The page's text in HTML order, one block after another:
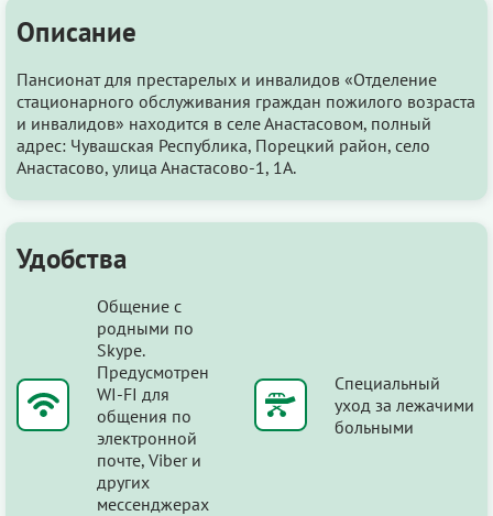
Описание
Пансионат для престарелых и инвалидов «Отделение
стационарного обслуживания граждан пожилого возраста
и инвалидов» находится в селе Анастасовом, полный
адрес: Чувашская Республика, Порецкий район, село
Анастасово, улица Анастасово-1, 1А.
Удобства
Общение с
родными по
Skype.
Предусмотрен
WI-FI для
общения по
электронной
почте, Viber и
других
мессенджерах
Специальный
уход за лежачими
больными